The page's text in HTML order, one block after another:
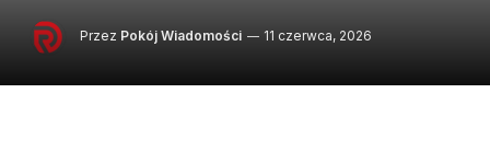
Przez Pokój Wiadomości 11 czerwca, 2026